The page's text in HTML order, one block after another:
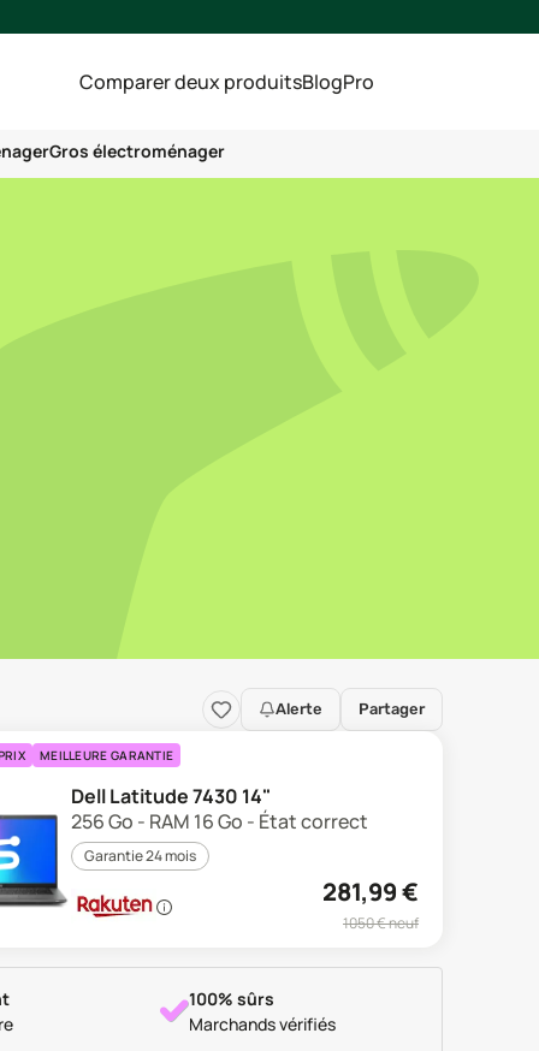
Comparer deux produitsBlogPro
Gros électroménager
Alerte Partager
MEILLEURE GARANTIE
Dell Latitude 7430 14"
256 Go - RAM 16 Go - État correct
Garantie 24 mois
281,99€
1050€ neuf
100% sûrs
Marchands vérifiés